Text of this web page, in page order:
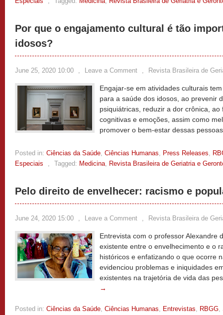
Por que o engajamento cultural é tão
idosos?
June 25, 2020 10:00 , Leave a Comment , Revista Brasileira de
Engajar-se em atividades culturais
para a saúde dos idosos, ao prevenir
psiquiátricas, reduzir a dor crônica,
cognitivas e emoções, assim como
promover o bem-estar dessas
Posted in: Ciências da Saúde, Ciências Humanas, Press Releases,
Especiais
, Tagged: Medicina, Revista Brasileira de Geriatria e
Pelo direito de envelhecer: racismo e
June 24, 2020 15:00 , Leave a Comment , Revista Brasileira de
Entrevista com o professor Alexandre
existente entre o envelhecimento e o
históricos e enfatizando o que ocorre
evidenciou problemas e iniquidades
existentes na trajetória de vida das
→
Posted in: Ciências da Saúde, Ciências Humanas, Entrevistas, RBGG,